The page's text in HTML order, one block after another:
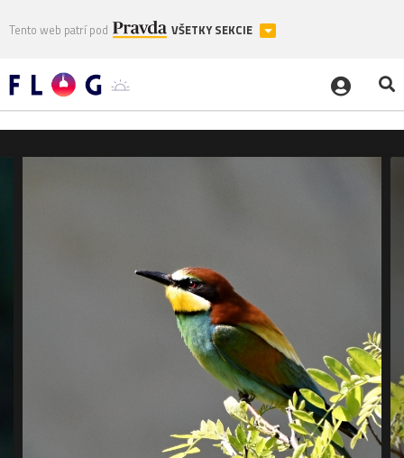
Tento web patrí pod VŠETKY SEKCIE